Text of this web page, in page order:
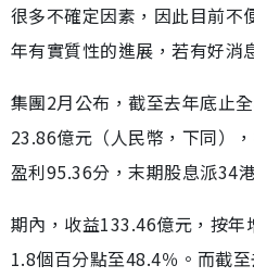
很多不確定因素，因此目前不
年有實質性的進展，若有好消
集團2月公布，截至去年底止
23.86億元（人民幣，下同）
盈利95.36分，末期股息派34
期內，收益133.46億元，按
1.8個百分點至48.4％。而截